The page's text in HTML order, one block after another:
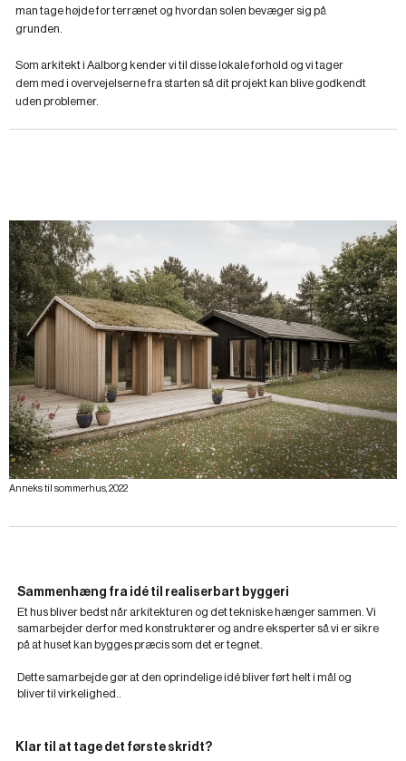
man tage højde for terrænet og hvordan solen bevæger sig på
grunden.
Som arkitekt i Aalborg kender vi til disse lokale forhold og vi tager
dem med i overvejelserne fra starten så dit projekt kan blive godkendt
uden problemer.
Anneks til sommerhus, 2022
Sammenhæng fra idé til realiserbart byggeri
Et hus bliver bedst når arkitekturen og det tekniske hænger sammen. Vi
samarbejder derfor med konstruktører og andre eksperter så vi er sikre
på at huset kan bygges præcis som det er tegnet.
Dette samarbejde gør at den oprindelige idé bliver ført helt i mål og
bliver til virkelighed..
Klar til at tage det første skridt?